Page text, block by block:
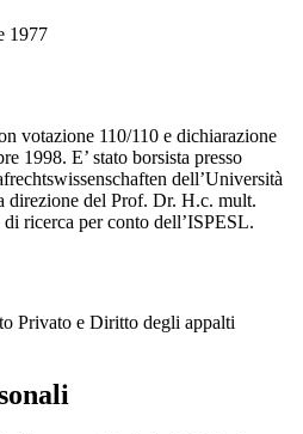
1977
votazione 110/110 e dichiarazione
1998. E’ stato borsista presso
dell’Università
direzione del Prof. Dr. H.c. mult.
ricerca per conto dell’ISPESL.
Privato e Diritto degli appalti